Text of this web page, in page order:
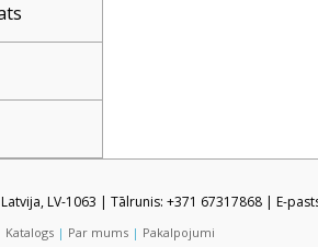
LV-1063 | Tālrunis: +371 67317868 | E-
Katalogs | Par mums | Pakalpojumi